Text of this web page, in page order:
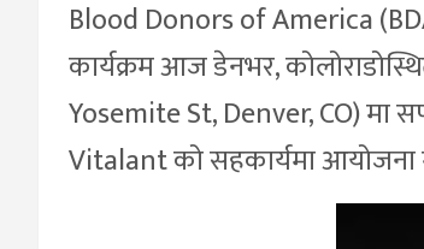
Blood Donors of America
कार्यक्रम आज डेनभर,
Yosemite St, Denver, CO) मा
Vitalant को सहकार्यमा आयोजना